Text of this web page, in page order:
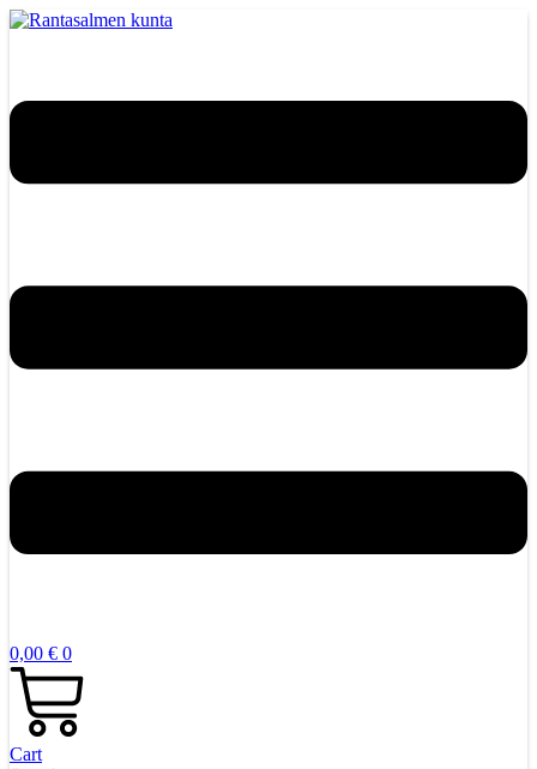
0,00 € 0
Cart